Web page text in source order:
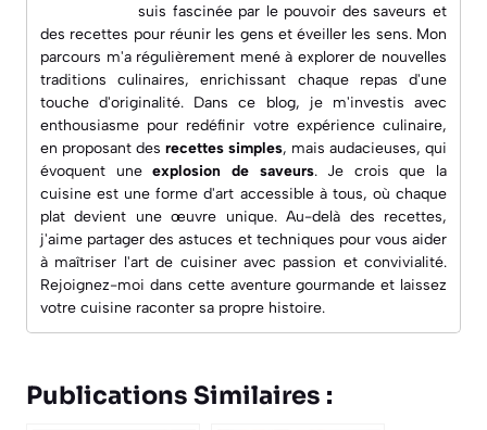
suis fascinée par le pouvoir des saveurs et
des recettes pour réunir les gens et éveiller les sens. Mon
parcours m'a régulièrement mené à explorer de nouvelles
traditions culinaires, enrichissant chaque repas d'une
touche d'originalité. Dans ce blog, je m'investis avec
enthousiasme pour redéfinir votre expérience culinaire,
en proposant des recettes simples, mais audacieuses, qui
évoquent uneexplosion de saveurs. Je crois que la
cuisine est une forme d'art accessible à tous, où chaque
plat devient une œuvre unique. Au-delà des recettes,
j'aime partager des astuces et techniques pour vous aider
à maîtriser l'art de cuisiner avec passion et convivialité.
Rejoignez-moi dans cette aventure gourmande et laissez
votre cuisine raconter sa propre histoire.
Publications Similaires :